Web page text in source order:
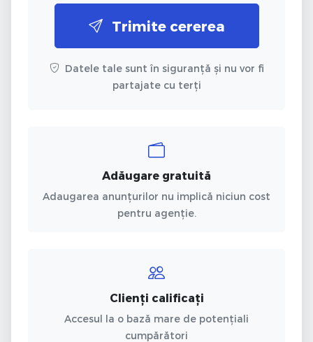
Trimite cererea
Datele tale sunt în siguranță și nu vor fi
partajate cu terți
Adăugare gratuită
Adaugarea anunțurilor nu implică niciun cost
pentru agenție.
Clienți calificați
Accesul la o bază mare de potențiali
cumpărători